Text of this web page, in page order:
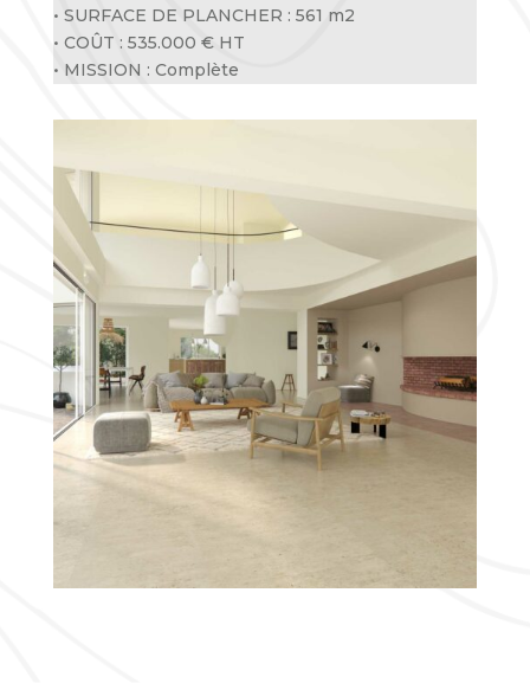
• SURFACE DE PLANCHER : 561 m2
• COÛT : 535.000 € HT
• MISSION : Complète